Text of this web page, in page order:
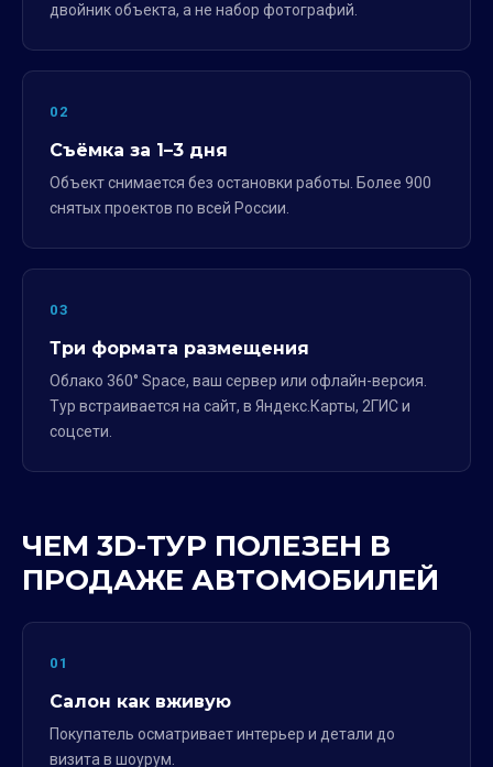
двойник объекта, а не набор фотографий.
02
Съёмка за 1–3 дня
Объект снимается без остановки работы. Более 900
снятых проектов по всей России.
03
Три формата размещения
Облако 360° Space, ваш сервер или офлайн-версия.
Тур встраивается на сайт, в Яндекс.Карты, 2ГИС и
соцсети.
ЧЕМ 3D-ТУР ПОЛЕЗЕН В
ПРОДАЖЕ АВТОМОБИЛЕЙ
01
Салон как вживую
Покупатель осматривает интерьер и детали до
визита в шоурум.